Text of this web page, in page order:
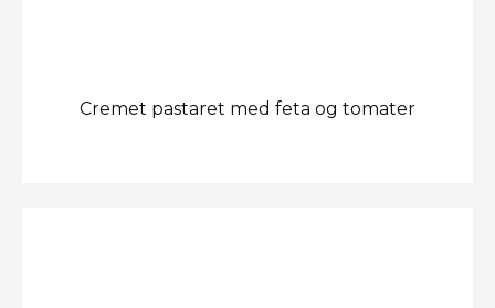
Cremet pastaret med feta og tomater